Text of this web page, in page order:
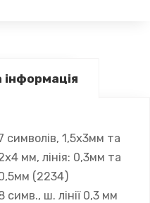
символів, 1,5х3мм та
мм, лінія: 0,3мм та
(2234)
симв., ш. лінії 0,3 мм